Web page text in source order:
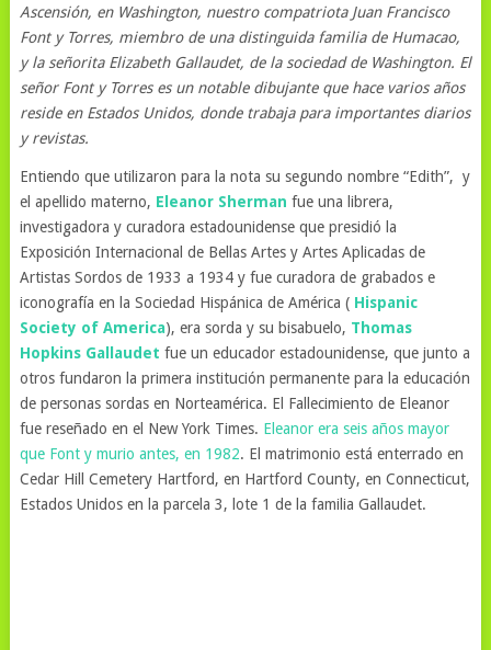
Ascensión, en Washington, nuestro compatriota Juan Francisco
Font y Torres, miembro de una distinguida familia de Humacao,
y la señorita Elizabeth Gallaudet, de la sociedad de Washington. El
señor Font y Torres es un notable dibujante que hace varios años
reside en Estados Unidos, donde trabaja para importantes diarios
y revistas.
Entiendo que utilizaron para la nota su segundo nombre “Edith”, y
el apellido materno, Eleanor Sherman fue una librera,
investigadora y curadora estadounidense que presidió la
Exposición Internacional de Bellas Artes y Artes Aplicadas de
Artistas Sordos de 1933 a 1934 y fue curadora de grabados e
iconografía en la Sociedad Hispánica de América ( Hispanic
Society of America), era sorda y su bisabuelo, Thomas
Hopkins Gallaudet fue un educador estadounidense, que junto a
otros fundaron la primera institución permanente para la educación
de personas sordas en Norteamérica. El Fallecimiento de Eleanor
fue reseñado en el New York Times. Eleanor era seis años mayor
que Font y murio antes, en 1982. El matrimonio está enterrado en
Cedar Hill Cemetery Hartford, en Hartford County, en Connecticut,
Estados Unidos en la parcela 3, lote 1 de la familia Gallaudet.